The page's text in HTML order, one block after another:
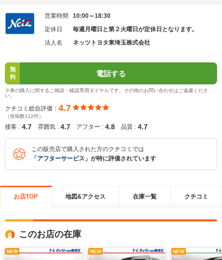
営業時間
10:00～18:30
定休日
毎週月曜日と第２火曜日が定休日となります。
法人名
ネッツトヨタ東埼玉株式会社
無
料
電話する
※車の購入に関するご相談・確認専用ダイヤルです。その他のお問い合わせはご遠慮くださ
い。
クチコミ総合評価： 4.7
（投稿数112件）
接客 : 4.7 雰囲気 : 4.7 アフター : 4.8 品質 : 4.7
この販売店で購入された方のクチコミでは
「 アフターサービス 」が特に評価されています
お店TOP 地図&アクセス 在庫一覧 クチコミ
このお店の在庫
NEW NEW NEW